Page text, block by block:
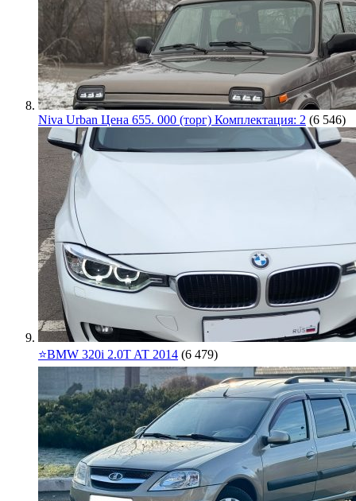
Niva Urban Цена 655. 000 (торг) Комплектация: 2 (6 546)
⭐️BMW 320i 2.0T AT 2014 (6 479)